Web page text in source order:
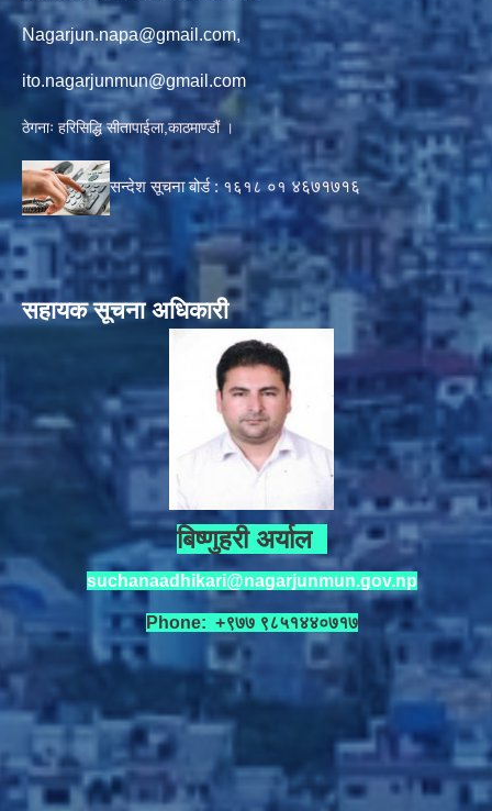
Nagarjun.napa@gmail.com,
ito.nagarjunmun@gmail.com
ठेगनाः हरिसिद्धि सीतापाईला,काठमाण्डौं ।
सन्देश सूचना बोर्ड : १६१८ ०१४६७१७१६
सहायक सूचना अधिकारी
बिष्णुहरी अर्याल
suchanaadhikari@nagarjunmun.gov.np
Phone: +९७७ ९८५१४४०७१७